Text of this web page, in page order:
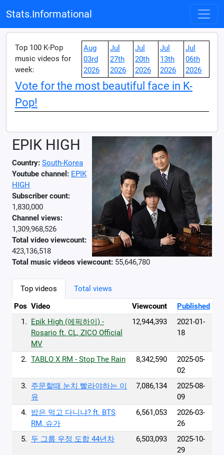
Stats.Informational
Top 100 K-Pop
music videos for
week:
Aug
03rd
2026
Jul
27th
2026
Jul
20th
2026
Jul
13th
2026
Jul
06th
2026
Vote for the most beautiful face in K-
Pop!
EPIK HIGH
Country: South-Korea
Youtube channel: EPIK
HIGH
Subscriber count:
1,830,000
Channel views:
1,309,968,526
Total video viewcount:
423,136,518
Total music videos viewcount: 55,646,780
Top videos
Total views
Pos Video Viewcount
Published
1. Epik High (에픽하이) -
Rosario ft. CL, ZICO Official
MV
12,944,393
2021-01-
18
2. TABLO X RM - Stop The Rain 8,342,590
2025-05-
02
3. 주문할때 눈치 빨라야하는 이
유
7,086,134
2025-08-
09
4. 밥은 먹고 다니냐? ft. BTS
RM, 슈가
6,561,053
2026-03-
26
5. 두 그룹 우정 도합 44년차 6,503,093
2025-10-
29